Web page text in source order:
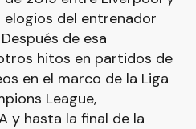
elogios del entrenador
de esa
hitos en partidos de
en el marco de la Liga
League,
y hasta la final de la